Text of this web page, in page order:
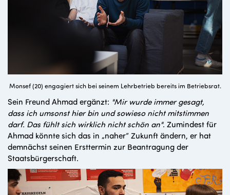
Monsef (20) engagiert sich bei seinem Lehrbetrieb bereits im Betriebsrat.
Sein Freund Ahmad ergänzt: "Mir wurde immer gesagt,
dass ich umsonst hier bin und sowieso nicht mitstimmen
darf. Das fühlt sich wirklich nicht schön an". Zumindest für
Ahmad könnte sich das in „naher“ Zukunft ändern, er hat
demnächst seinen Ersttermin zur Beantragung der
Staatsbürgerschaft.